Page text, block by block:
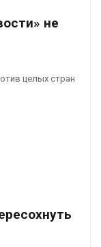
не
целых стран